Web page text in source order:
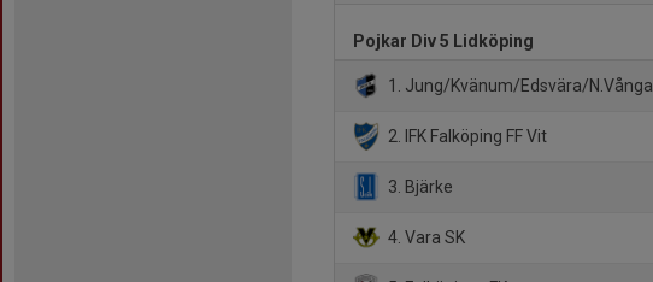
Pojkar Div 5 Lidköping
1. Jung/Kvänum/Edsvära/N.Vånga
2. IFK Falköping FF Vit
3. Bjärke
4. Vara SK